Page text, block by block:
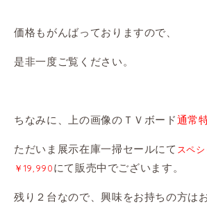
価格もがんばっておりますので、
是非一度ご覧ください。
ちなみに、上の画像のＴＶボード通常
ただいま展示在庫一掃セールにて スペ
￥19,990にて販売中でございます。
残り２台なので、興味をお持ちの方は